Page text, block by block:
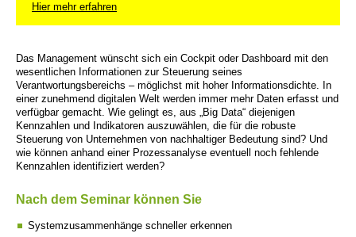
Hier mehr erfahren
Das Management wünscht sich ein Cockpit oder Dashboard mit den
wesentlichen Informationen zur Steuerung seines
Verantwortungsbereichs – möglichst mit hoher Informationsdichte. In
einer zunehmend digitalen Welt werden immer mehr Daten erfasst und
verfügbar gemacht. Wie gelingt es, aus „Big Data“ diejenigen
Kennzahlen und Indikatoren auszuwählen, die für die robuste
Steuerung von Unternehmen von nachhaltiger Bedeutung sind? Und
wie können anhand einer Prozessanalyse eventuell noch fehlende
Kennzahlen identifiziert werden?
Nach dem Seminar können Sie
Systemzusammenhänge schneller erkennen